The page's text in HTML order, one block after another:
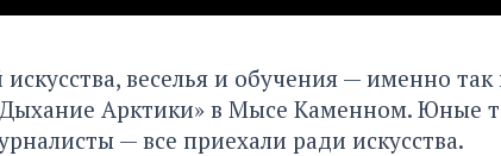
искусства, веселья и обучения — именно
Арктики» в Мысе Каменном. Юные
— все приехали ради искусства.